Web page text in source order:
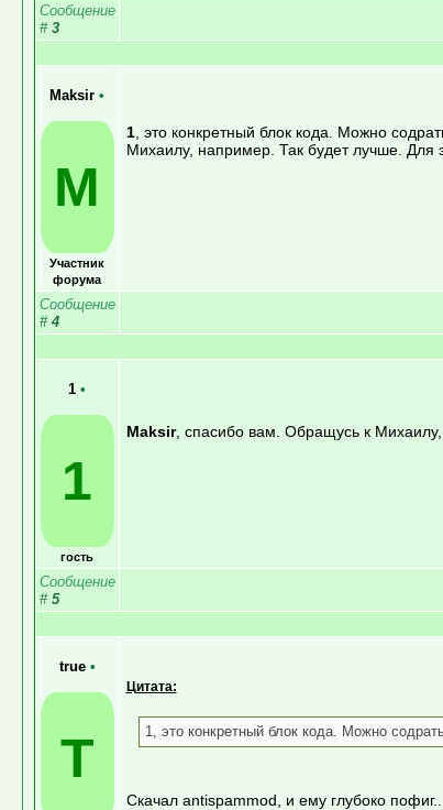
Сообщение
# 3
Maksir •
M
Участник
форума
1, это конкретный блок кода. Можно
Михаилу, например. Так будет лучше. Для
Сообщение
# 4
1 •
1
гость
Maksir, спасибо вам. Обращусь к
Сообщение
# 5
true •
T
Цитата:
1, это конкретный блок кода. Можно
Скачал antispammod, и ему глубоко